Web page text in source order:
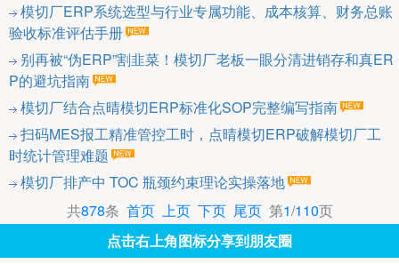
模切厂ERP系统选型与行业专属功能、成本核算、财务总账
验收标准评估手册
别再被“伪ERP”割韭菜！模切厂老板一眼分清进销存和真ER
P的避坑指南
模切厂结合点晴模切ERP标准化SOP完整编写指南
扫码MES报工精准管控工时，点晴模切ERP破解模切厂工
时统计管理难题
模切厂排产中 TOC 瓶颈约束理论实操落地
共878条 首页 上页 下页 尾页第1/110页
点击右上角图标分享到朋友圈